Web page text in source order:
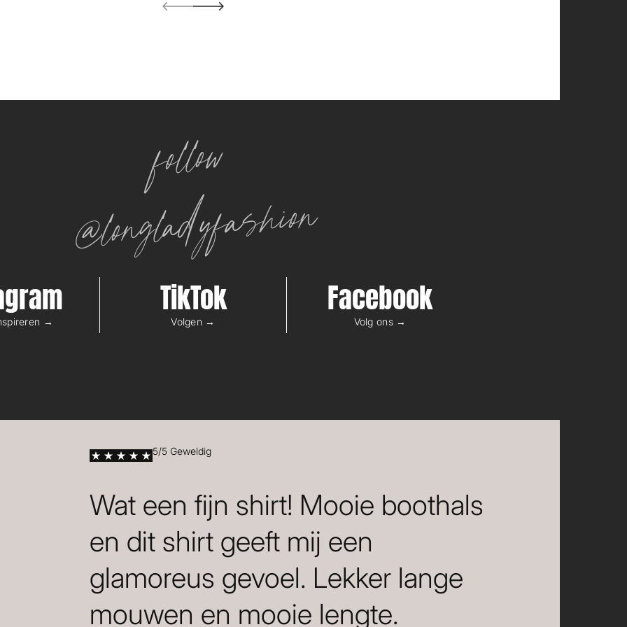
follow
@longladyfashion
→
TikTok
Volgen →
Facebook
Volg ons →
5/5 Geweldig
Wat een fijn shirt! Mooie boothals
en dit shirt geeft mij een
glamoreus gevoel. Lekker lange
mouwen en mooie lengte.